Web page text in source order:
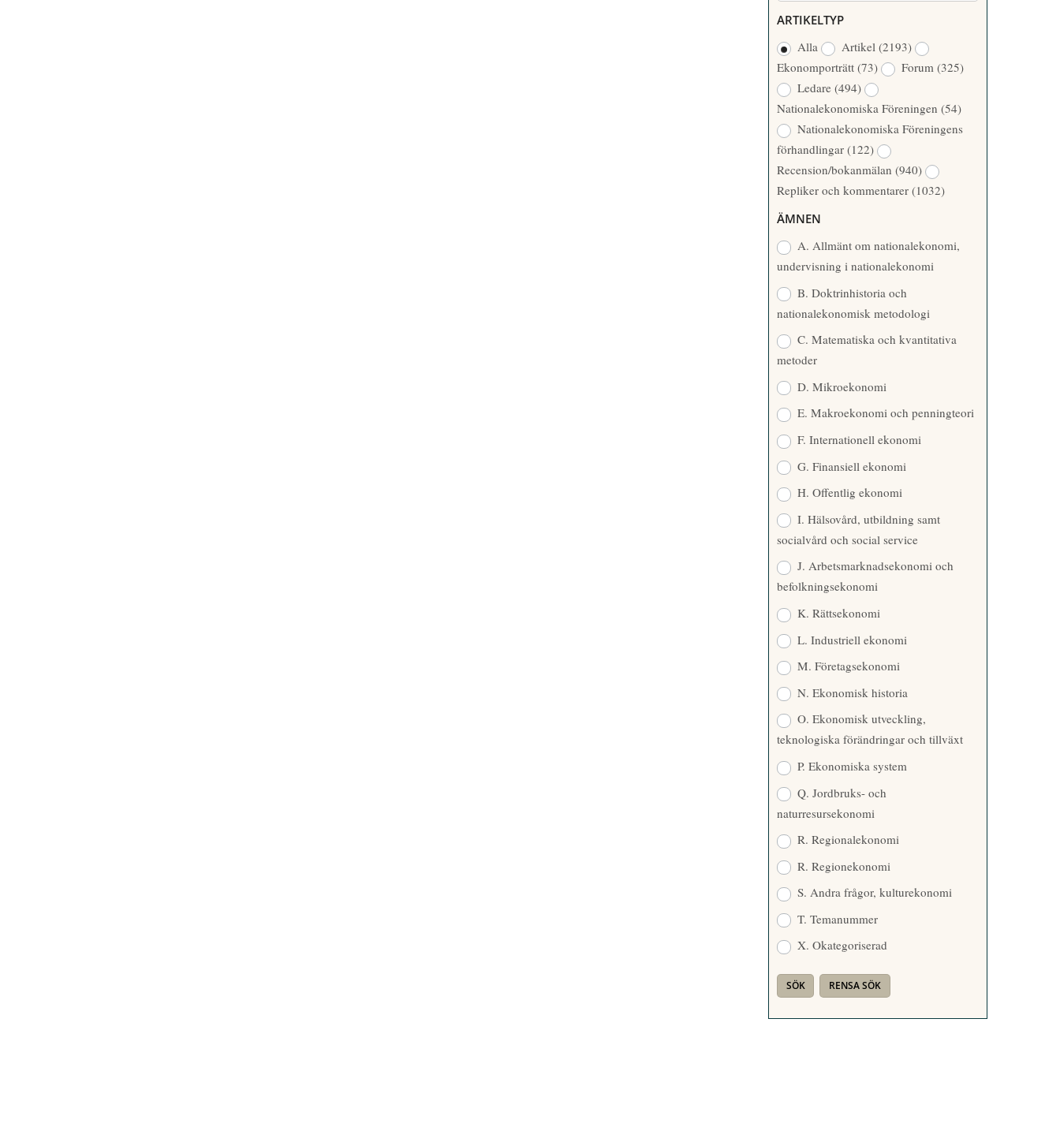
/
Å
R
R
F
A
T
T
A
R
E
ARTIKELTYP
Alla
Artikel (2193)
Ekonomporträtt (73) Forum (325)
Ledare (494)
Nationalekonomiska Föreningen (54)
Nationalekonomiska Föreningens
förhandlingar (122)
Recension/bokanmälan (940)
Repliker och kommentarer (1032)
ÄMNEN
A. Allmänt om nationalekonomi,
undervisning i nationalekonomi
B. Doktrinhistoria och
nationalekonomisk metodologi
C. Matematiska och kvantitativa
metoder
D. Mikroekonomi
E. Makroekonomi och penningteori
F. Internationell ekonomi
G. Finansiell ekonomi
H. Offentlig ekonomi
I. Hälsovård, utbildning samt
socialvård och social service
J. Arbetsmarknadsekonomi och
befolkningsekonomi
K. Rättsekonomi
L. Industriell ekonomi
M. Företagsekonomi
N. Ekonomisk historia
O. Ekonomisk utveckling,
teknologiska förändringar och tillväxt
P. Ekonomiska system
Q. Jordbruks- och
naturresursekonomi
R. Regionalekonomi
R. Regionekonomi
S. Andra frågor, kulturekonomi
T. Temanummer
X. Okategoriserad